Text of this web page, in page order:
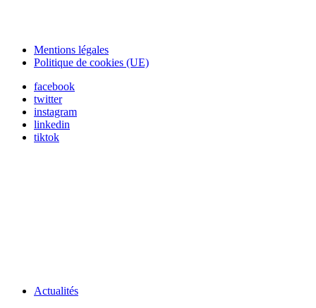
Mentions légales
Politique de cookies (UE)
facebook
twitter
instagram
linkedin
tiktok
Actualités